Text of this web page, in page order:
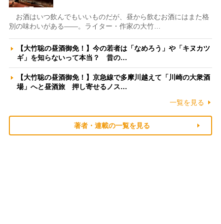
お酒はいつ飲んでもいいものだが、昼から飲むお酒にはまた格
別の味わいがある――。ライター・作家の大竹…
【大竹聡の昼酒御免！】今の若者は「なめろう」や「キヌカツ
ギ」を知らないって本当？ 昔の…
【大竹聡の昼酒御免！】京急線で多摩川越えて「川崎の大衆酒
場」へと昼酒旅 押し寄せるノス…
一覧を見る
著者・連載の一覧を見る